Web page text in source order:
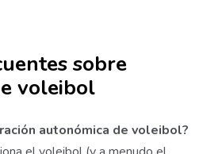
sobre
voleibol
autonómica de voleibol?